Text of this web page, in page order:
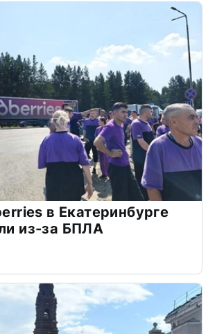
в Екатеринбурге
из-за БПЛА